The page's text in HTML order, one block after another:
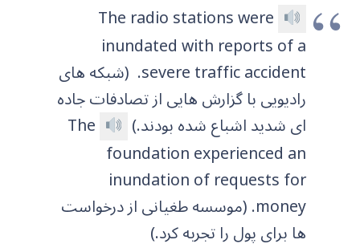
The radio stations were
inundated with reports of a
severe traffic accident. (شبکه های
رادیویی با گزارش هایی از تصادفات جاده
ای شدید اشباع شده بودند.)
The
foundation experienced an
inundation of requests for
money. (موسسه طغیانی از درخواست
ها برای پول را تجربه کرد.)